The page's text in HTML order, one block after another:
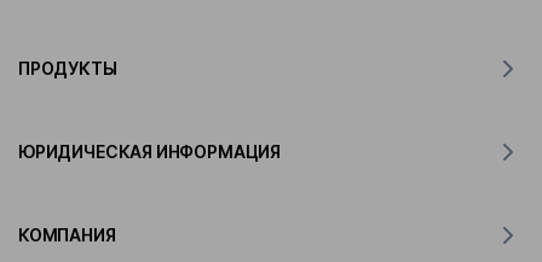
ПРОДУКТЫ
Переводчик для Windows
ЮРИДИЧЕСКАЯ ИНФОРМАЦИЯ
КОМПАНИЯ